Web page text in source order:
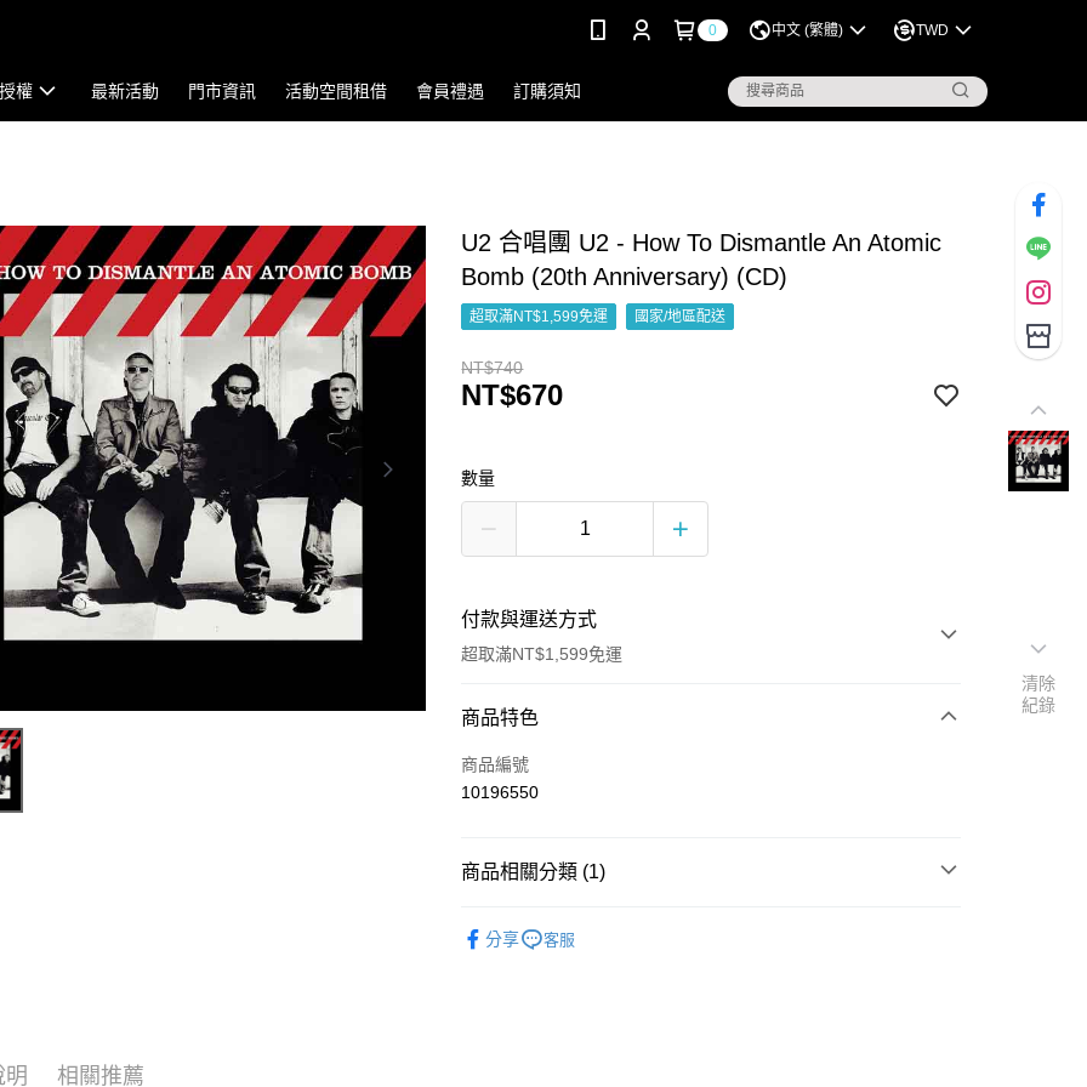
0 中文 (繁體) TWD
權 最新活動 門市資訊 活動空間租借 會員禮遇 訂購須知
U2 合唱團 U2 - How To Dismantle An Atomic
Bomb (20th Anniversary) (CD)
超取滿NT$1,599免運 國家/地區配送
NT$740
NT$670
數量
付款與運送方式
超取滿NT$1,599免運
付款方式
信用卡一次付款
街口支付
商品特色
商品編號
10196550
商品相關分類 (1)
分享
客服
明 相關推薦
清除
紀錄